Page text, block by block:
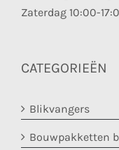
Zaterdag 10:00-
CATEGORIEËN
Blikvangers
Bouwpakketten